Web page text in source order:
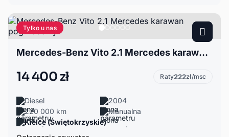
Tylko u nas
Mercedes-Benz Vito 2.1 Mercedes karawan pogrzebowy
14 400 zł Raty222zł/msc
Diesel
2004
220 000 km
Manualna
Kielce (Świętokrzyskie)